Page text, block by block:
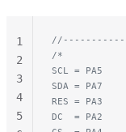
/*
SCL = PA5
SDA = PA7
RES = PA3
DC  = PA2
1
2
3
4
5